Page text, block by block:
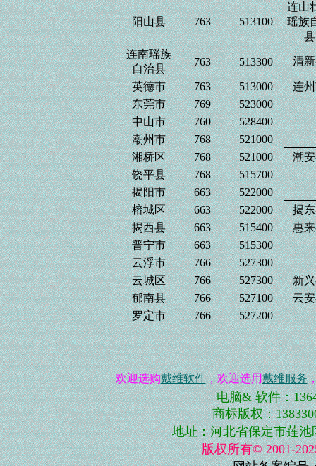
阳山县 763 513100
连山
瑶族
县
连南瑶族
自治县
763 513300 清
英德市 763 513000
连
东莞市
769
523000
中山市
760
528400
潮州市
768
521000
湘桥区
768 521000
潮
饶平县
768
515700
揭阳市
663
522000
榕城区
663 522000
揭
揭西县
663 515400
惠
普宁市
663
515300
云浮市
766
527300
云城区
766 527300
新
郁南县
766 527100
云
罗定市
766 527200
欢迎选购戴维软件，欢迎选用戴维服务
电脑& 软件：
商标版权：
地址：河北省保定市莲池
版权所有© 2001-